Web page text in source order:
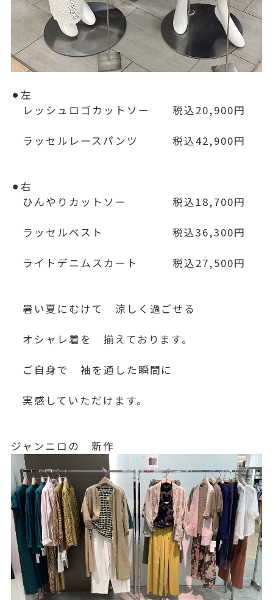
⚫︎左
レッシュロゴカットソー 税込20,900円
ラッセルレースパンツ 税込42,900円
⚫︎右
ひんやりカットソー 税込18,700円
ラッセルベスト 税込36,300円
ライトデニムスカート 税込27,500円
暑い夏にむけて 涼しく過ごせる
オシャレ着を 揃えております。
ご自身で 袖を通した瞬間に
実感していただけます。
ジャンニロの 新作